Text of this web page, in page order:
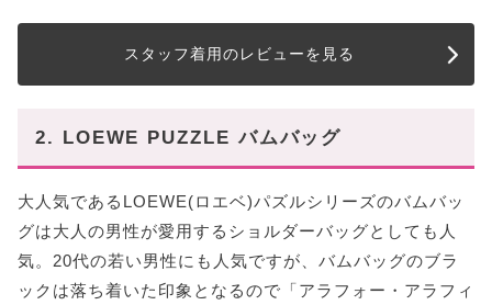
スタッフ着用のレビューを見る
2. LOEWE PUZZLE バムバッグ
大人気であるLOEWE(ロエベ)パズルシリーズのバムバッ
グは大人の男性が愛用するショルダーバッグとしても人
気。20代の若い男性にも人気ですが、バムバッグのブラ
ックは落ち着いた印象となるので「アラフォー・アラフィ